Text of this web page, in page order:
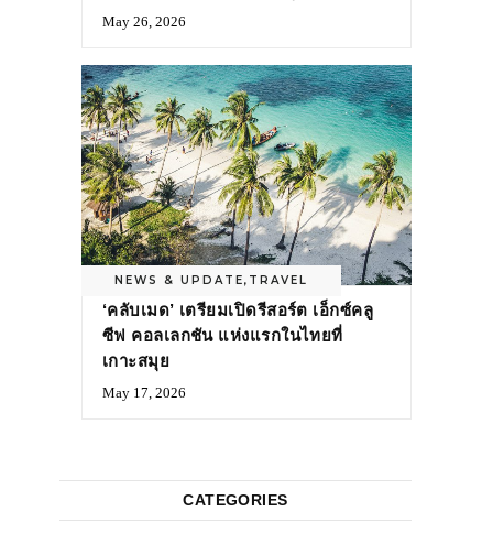
May 26, 2026
NEWS & UPDATE, TRAVEL
‘คลับเมด’ เตรียมเปิดรีสอร์ต เอ็กซ์คลู
ซีฟ คอลเลกชัน แห่งแรกในไทยที่
เกาะสมุย
May 17, 2026
CATEGORIES